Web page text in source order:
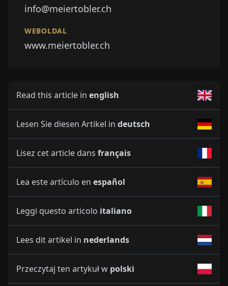
info@meiertobler.ch
WEBOLDAL
www.meiertobler.ch
Read this article in english
Lesen Sie diesen Artikel in deutsch
Lisez cet article dans français
Lea este artículo en español
Leggi questo articolo italiano
Lees dit artikel in nederlands
Przeczytaj ten artykuł w polski